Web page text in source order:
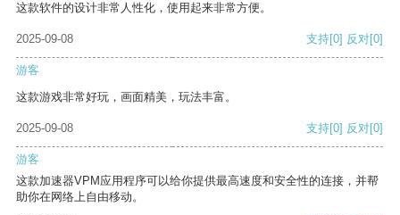
这款软件的设计非常人性化，使用起来非常方便。
2025-09-08 支持[0] 反对[0]
游客
这款游戏非常好玩，画面精美，玩法丰富。
2025-09-08 支持[0] 反对[0]
游客
这款加速器VPM应用程序可以给你提供最高速度和安全性的连接，并帮
助你在网络上自由移动。